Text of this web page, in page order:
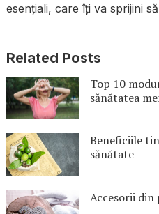
esențiali, care îți va sprijini
Related Posts
Top 10
sănătatea
Beneficiile
sănătate
Accesorii